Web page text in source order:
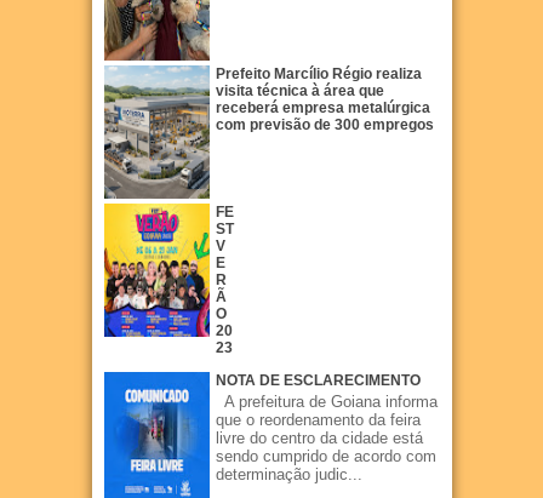
Prefeito Marcílio Régio realiza
visita técnica à área que
receberá empresa metalúrgica
com previsão de 300 empregos
FE
ST
V
E
R
Ã
O
20
23
NOTA DE ESCLARECIMENTO
A prefeitura de Goiana informa
que o reordenamento da feira
livre do centro da cidade está
sendo cumprido de acordo com
determinação judic...